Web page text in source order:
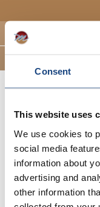
Consent
This website uses
We use cookies to
social media
information about
advertising and
other information
die Aktivitäten
Ähnliche